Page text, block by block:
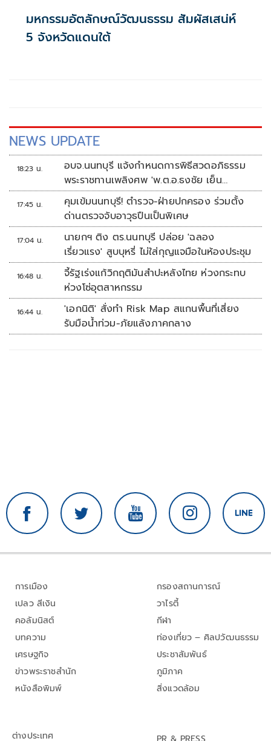
มหกรรมอัตลักษณ์วัฒนธรรม สัมผัสเสน่ห์
5 จังหวัดแดนใต้
NEWS UPDATE
18:23 น.
อบจ.นนทบุรี แจ้งกำหนดการพิธีสวดอภิธรรม
พระราชทานเพลิงศพ 'พ.ต.อ.ธงชัย เย็น
ประเสริฐ'
17:45 น.
คุมเข้มนนทบุรี! ตำรวจ-ฝ่ายปกครอง ร่วมตั้ง
ด่านตรวจจับอาวุธปืนเป็นพิเศษ
17:04 น.
นายกฯ ติง ตร.นนทบุรี ปล่อย 'ฉลอง
เรี่ยวแรง' สูบบุหรี่ ไม่ใส่กุญแจมือในห้องประชุม
16:48 น.
จี้รัฐเร่งแก้วิกฤติมันสำปะหลังไทย ห่วงกระทบ
ห่วงโซ่อุตสาหกรรม
16:44 น.
'เอกนิติ' สั่งทำ Risk Map สแกนพื้นที่เสี่ยง
รับมือน้ำท่วม-ภัยแล้งภาคกลาง
การเมือง
เปลว สีเงิน
คอลัมนิสต์
บทความ
เศรษฐกิจ
ข่าวพระราชสำนัก
หนังสือพิมพ์
กรองสถานการณ์
วาไรตี้
กีฬา
ท่องเที่ยว – ศิลปวัฒนธรรม
ประชาสัมพันธ์
ภูมิภาค
สิ่งแวดล้อม
ต่างประเทศ